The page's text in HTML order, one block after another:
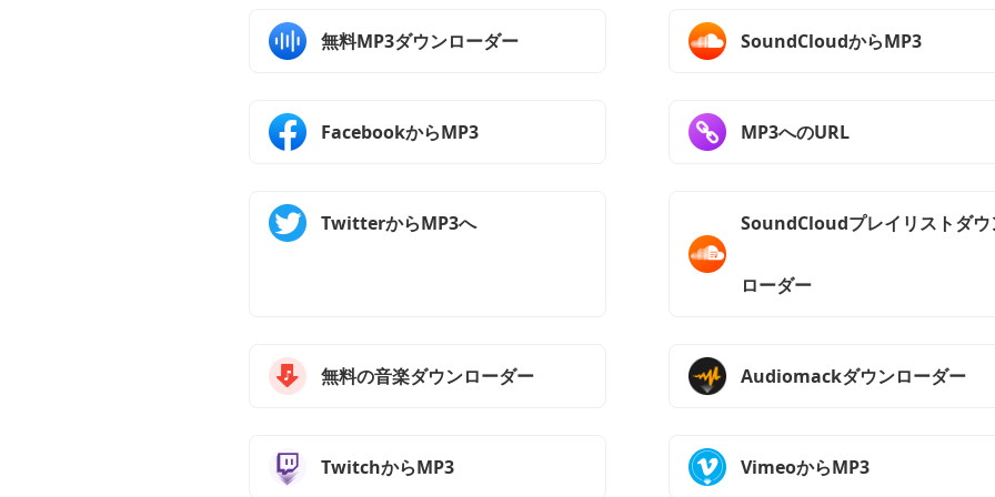
無料MP3ダウンローダー SoundCloudからMP3
FacebookからMP3 MP3へのURL
TwitterからMP3へ SoundCloudプレイリストダウ
ローダー
無料の音楽ダウンローダー Audiomackダウンローダー
TwitchからMP3 VimeoからMP3